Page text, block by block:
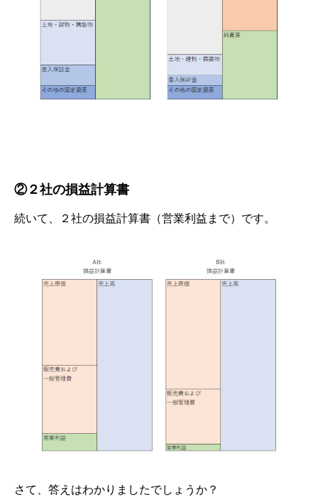
②２社の損益計算書
続いて、２社の損益計算書（営業利益まで）です。
さて、答えはわかりましたでしょうか？